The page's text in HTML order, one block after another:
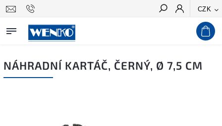
CZK
Hledat
NÁHRADNÍ KARTÁČ, ČERNÝ, Ø 7,5 CM